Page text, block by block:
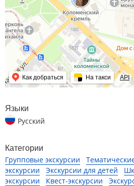
Как добраться На такси API
Языки
Русский
Категории
Групповые экскурсии
экскурсии
Экскурсии для детей
экскурсии
Квест-экскурсии